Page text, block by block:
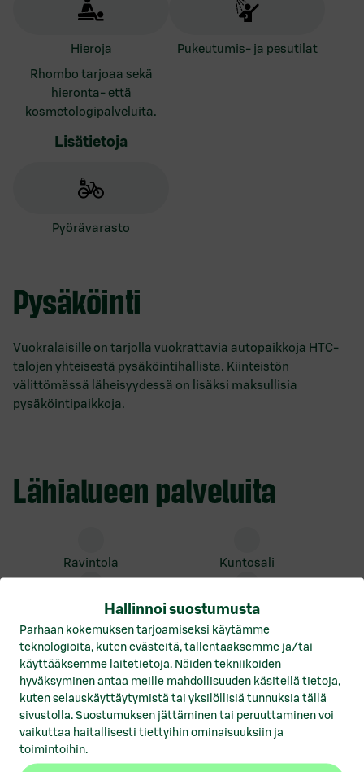
Hallinnoi suostumusta
Parhaan kokemuksen tarjoamiseksi käytämme
teknologioita, kuten evästeitä, tallentaaksemme ja/tai
käyttääksemme laitetietoja. Näiden tekniikoiden
hyväksyminen antaa meille mahdollisuuden käsitellä tietoja,
kuten selauskäyttäytymistä tai yksilöllisiä tunnuksia tällä
sivustolla. Suostumuksen jättäminen tai peruuttaminen voi
vaikuttaa haitallisesti tiettyihin ominaisuuksiin ja
toimintoihin.
hieroja
Rhombo tarjoaa sekä
hieronta- että
kosmetologipalveluita.
Lisätietoja
pukeutumis- ja pesutilat
pyörävarasto
Pysäköinti
Vuokralaisille on tarjolla vuokrattavia autopaikkoja HTC-
talojen yhteisestä pysäköintihallista. Kiinteistön
välittömässä läheisyydessä on lisäksi maksullisia
pysäköintipaikkoja.
Lähialueen palveluita
ravintola kuntosali
kampaamo/parturi ruokakauppa
kioski pesula
autopesula kahvila
kauppakeskus